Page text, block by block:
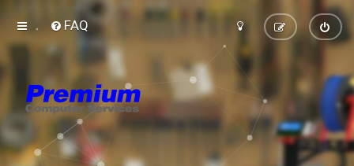
FAQ